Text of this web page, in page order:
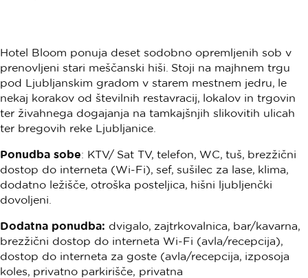
Hotel Bloom ponuja deset sodobno opremljenih sob v
prenovljeni stari meščanski hiši. Stoji na majhnem trgu
pod Ljubljanskim gradom v starem mestnem jedru, le
nekaj korakov od številnih restavracij, lokalov in trgovin
ter živahnega dogajanja na tamkajšnjih slikovitih ulicah
ter bregovih reke Ljubljanice.
Ponudba sobe: KTV/ Sat TV, telefon, WC, tuš, brezžični
dostop do interneta (Wi-Fi), sef, sušilec za lase, klima,
dodatno ležišče, otroška posteljica, hišni ljubljenčki
dovoljeni.
Dodatna ponudba: dvigalo, zajtrkovalnica, bar/kavarna,
brezžični dostop do interneta Wi-Fi (avla/recepcija),
dostop do interneta za goste (avla/recepcija, izposoja
koles, privatno parkirišče, privatna